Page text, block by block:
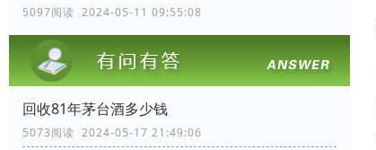
5097阅读 2024-05-11 09:55:08
回收81年茅台酒多少钱
5073阅读 2024-05-17 21:49:06